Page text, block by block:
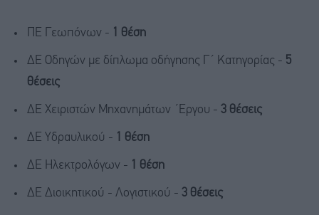
ΠΕ Γεωπόνων - 1 θέση
ΔΕ Οδηγών με δίπλωμα οδήγησης Γ΄ Κατηγορίας - 5
θέσεις
ΔΕ Χειριστών Μηχανημάτων ΄Εργου - 3 θέσεις
ΔΕ Υδραυλικού - 1 θέση
ΔΕ Ηλεκτρολόγων - 1 θέση
ΔΕ Διοικητικού - Λογιστικού - 3 θέσεις